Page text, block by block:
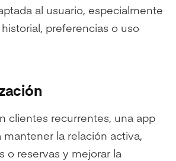
al usuario, especialmente
preferencias o uso
clientes recurrentes, una app
la relación activa,
o reservas y mejorar la